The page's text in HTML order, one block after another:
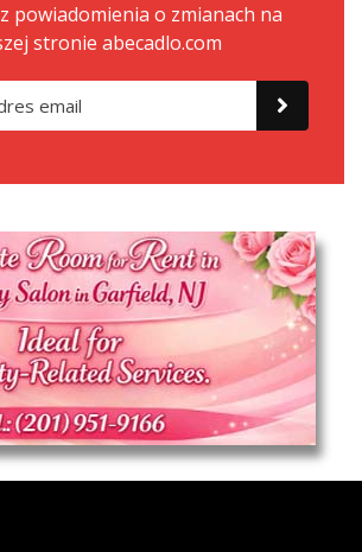
powiadomienia o zmianach na
stronie abecadlo.com